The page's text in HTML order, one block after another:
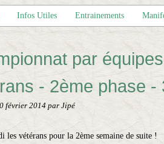
Infos Utiles Entrainements
par
- 2ème phase -
février 2014 par Jipé
les vétérans pour la 2ème semaine de suite !